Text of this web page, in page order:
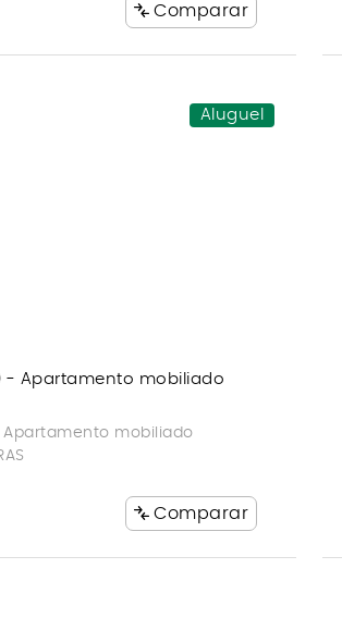
Comparar
Aluguel
- Apartamento mobiliado
Apartamento mobiliado
Comparar